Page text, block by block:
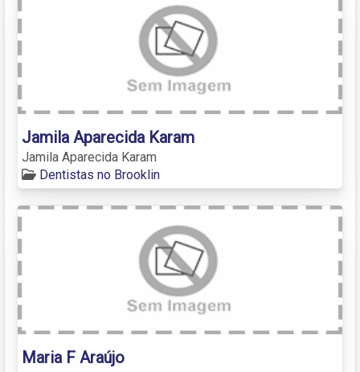
Jamila Aparecida Karam
Jamila Aparecida Karam
Dentistas no Brooklin
Maria F Araújo